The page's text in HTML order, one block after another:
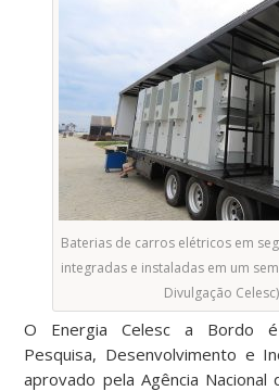
Baterias de carros elétricos em
integradas e instaladas em um
Divulgação Celesc)
O Energia Celesc a Bordo
Pesquisa, Desenvolvimento e
aprovado pela Agência Nacional